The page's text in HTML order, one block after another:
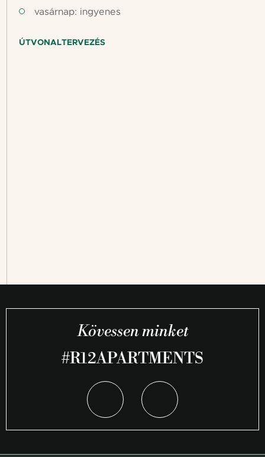
vasárnap: ingyenes
ÚTVONALTERVEZÉS
Kövessen minket
#R12APARTMENTS